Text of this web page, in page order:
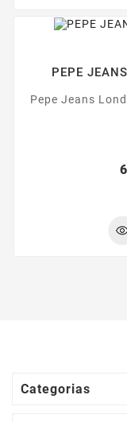
PEPE
Pepe Jeans
Categorias